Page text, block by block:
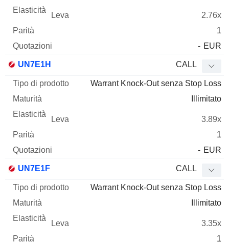
2.76x
1
- EUR
UN7E1H CALL
Warrant Knock-Out senza Stop Loss
Illimitato
3.89x
1
- EUR
UN7E1F CALL
Warrant Knock-Out senza Stop Loss
Illimitato
3.35x
1